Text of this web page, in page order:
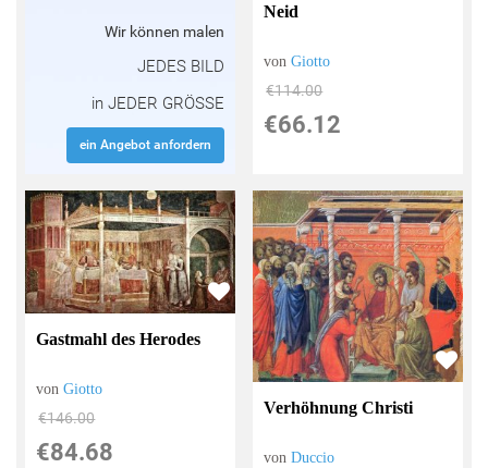
Wir können malen
JEDES BILD
in JEDER GRÖSSE
ein Angebot anfordern
Neid
vonGiotto
€114.00
€66.12
Gastmahl des Herodes
vonGiotto
€146.00
€84.68
Verhöhnung Christi
vonDuccio